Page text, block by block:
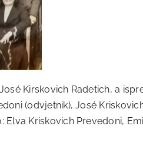
Kirskovich Radetich, a
(odvjetnik), José
Elva Kriskovich Prevedoni,